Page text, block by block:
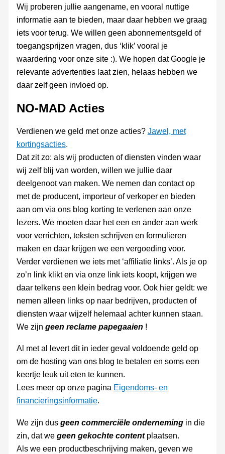
Wij proberen jullie aangename, en vooral nuttige
informatie aan te bieden, maar daar hebben we graag
iets voor terug. We willen geen abonnementsgeld of
toegangsprijzen vragen, dus ‘klik’ vooral je
waardering voor onze site :). We hopen dat Google je
relevante advertenties laat zien, helaas hebben we
daar zelf geen invloed op.
NO-MAD Acties
Verdienen we geld met onze acties? Jawel, met
kortingsacties.
Dat zit zo: als wij producten of diensten vinden waar
wij zelf blij van worden, willen we jullie daar
deelgenoot van maken. We nemen dan contact op
met de producent, importeur of verkoper en bieden
aan om via ons blog korting te verlenen aan onze
lezers. We moeten daar het een en ander aan werk
voor verrichten, teksten schrijven en formulieren
maken en daar krijgen we een vergoeding voor.
Verder verdienen we iets met ‘affiliatie links’. Als je op
zo’n link klikt en via onze link iets koopt, krijgen we
daar telkens een klein bedrag voor. Ook hier geldt: we
nemen alleen links op naar bedrijven, producten of
diensten waar wijzelf helemaal achter kunnen staan.
We zijn geen reclame papegaaien !
Al met al levert dit in ieder geval voldoende geld op
om de hosting van ons blog te betalen en soms een
keertje leuk uit eten te kunnen.
Lees meer op onze pagina Eigendoms- en
financieringsinformatie.
We zijn dus geen commerciële ondernemingin die
zin, dat we geen gekochte contentplaatsen.
Als we een productbeschrijving maken, geven we